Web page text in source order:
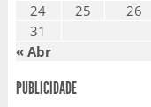
« Abr
24
25 26
31
PUBLICIDADE